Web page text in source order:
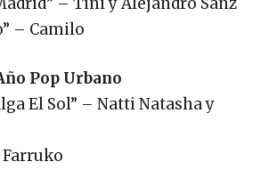
– Camilo
Pop Urbano
El Sol” – Natti Natasha y
Farruko